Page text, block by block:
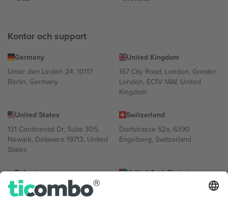
Kontor och support
Germany
Unter den Linden 24, 10117
Berlin, Germany
United Kingdom
167 City Road, London, Greater
London, EC1V 1AW, United
Kingdom
United States
131 Continental Dr, Suite 305,
Newark, Delaware 19713, United
States
Switzerland
Dorfstrasse 52a, 6390
Engelberg, Switzerland
Bulgaria
Regus Sofia City West, bul
Totleben 53-55, 1606 Sofia,
United Arab Emirates
UAE Dubai Silicon Oasis, DDP